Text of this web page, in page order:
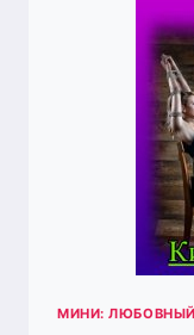
МИНИ: